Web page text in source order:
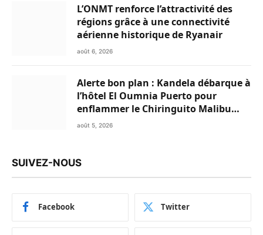
L’ONMT renforce l’attractivité des
régions grâce à une connectivité
aérienne historique de Ryanair
août 6, 2026
Alerte bon plan : Kandela débarque à
l’hôtel El Oumnia Puerto pour
enflammer le Chiringuito Malibu
Club
août 5, 2026
SUIVEZ-NOUS
Facebook Twitter